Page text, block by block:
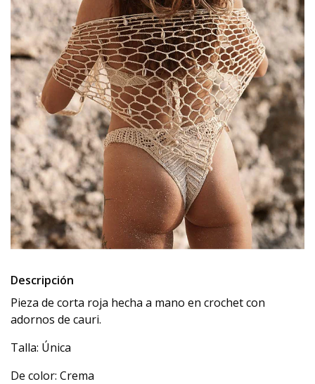
Descripción
Pieza de corta roja hecha a mano en crochet con
adornos de cauri.
Talla: Única
De color: Crema